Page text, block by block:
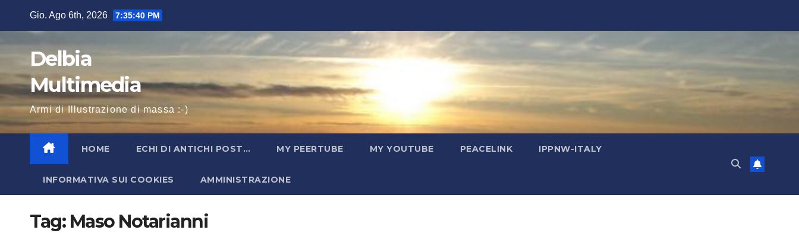
contenuto
Gio. Ago 6th, 2026 7:35:40 PM
Delbia
Multimedia
Armi di Illustrazione di massa :-)
HOME ECHI DI ANTICHI POST… MY PEERTUBE MY YOUTUBE PEACELINK IPPNW-ITALY
INFORMATIVA SUI COOKIES AMMINISTRAZIONE
Tag: Maso Notarianni